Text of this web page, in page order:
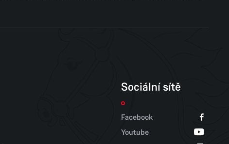
Sociální sítě
Facebook
Youtube